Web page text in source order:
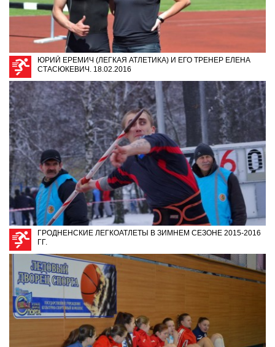
ЮРИЙ ЕРЕМИЧ (ЛЕГКАЯ АТЛЕТИКА) И ЕГО ТРЕНЕР ЕЛЕНА
СТАСЮКЕВИЧ. 18.02.2016
ГРОДНЕНСКИЕ ЛЕГКОАТЛЕТЫ В ЗИМНЕМ СЕЗОНЕ 2015-2016
ГГ.